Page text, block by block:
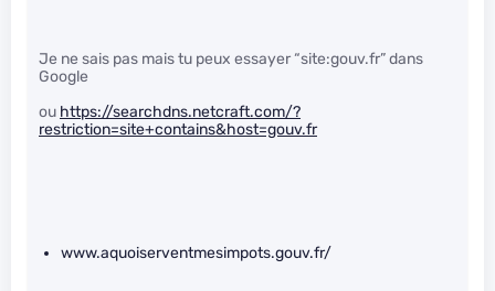
Je ne sais pas mais tu peux essayer “site:gouv.fr” dans
Google
ou https://searchdns.netcraft.com/?
restriction=site+contains&host=gouv.fr
www.aquoiserventmesimpots.gouv.fr/